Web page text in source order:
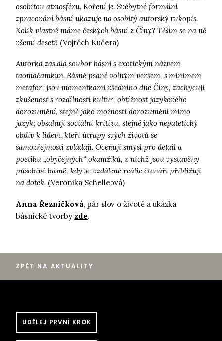
osobitou atmosféru. Koření je. Svébytné formální
zpracování básní ukazuje na osobitý autorský rukopis.
Kolik vlastně máme českých básní z Číny? Těším se na ně
všemi deseti! (Vojtěch Kučera)
Autorka zaslala soubor básní s exotickým názvem
taomačamkun. Básně psané volným veršem, s minimem
metafor, jsou momentkami všedního dne Číny, zachycují
zkušenost s rozdílností kultur, obtížnost jazykového
dorozumění, stejně jako možnosti dorozumění mimo
jazyk; obsahují sociální kritiku, stejně jako nepatetický
obdiv k lidem, kteří útrapy svých životů se
samozřejmostí zvládají. Oceňuji smysl pro detail a
poetiku „obyčejných“ okamžiků, z nichž jsou vystavěny
působivé básně, kdy se vzdálené reálie čtenáři přibližují
na dotek. (Veronika Schelleová)
Anna Řezníčková, pár slov o životě a ukázka
básnické tvorby zde.
ZPĚT NA AKTUALITY
UDĚLEJ PRVNÍ KROK